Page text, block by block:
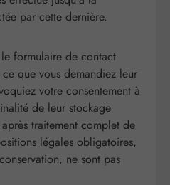
par cette dernière.
le formulaire de contact
ce que vous demandiez leur
votre consentement à
de leur stockage
traitement complet de
légales obligatoires,
ne sont pas